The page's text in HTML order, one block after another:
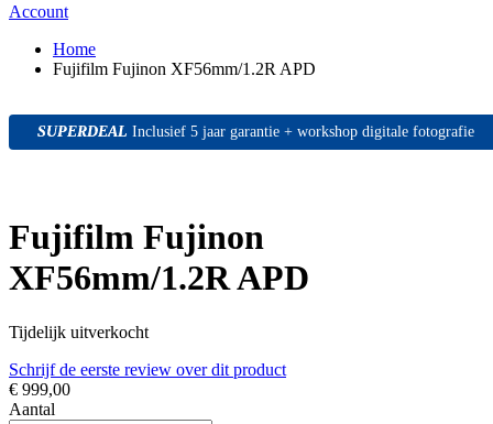
Account
Home
Fujifilm Fujinon XF56mm/1.2R APD
SUPERDEAL
SUPERDEAL
SUPERDEAL Inclusief 5 jaar garantie + workshop digitale fotografie
Fujifilm Fujinon
XF56mm/1.2R APD
Tijdelijk uitverkocht
Schrijf de eerste review over dit product
€ 999,00
Aantal